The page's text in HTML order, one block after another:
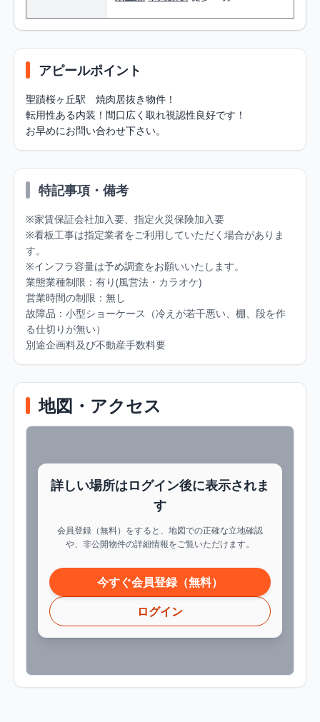
アピールポイント
聖蹟桜ヶ丘駅　焼肉居抜き物件！
転用性ある内装！間口広く取れ視認性良好です！
お早めにお問い合わせ下さい。
特記事項・備考
※家賃保証会社加入要、指定火災保険加入要
※看板工事は指定業者をご利用していただく場合がありま
す。
※インフラ容量は予め調査をお願いいたします。
業態業種制限：有り(風営法・カラオケ)
営業時間の制限：無し
故障品：小型ショーケース（冷えが若干悪い、棚、段を作
る仕切りが無い）
別途企画料及び不動産手数料要
地図・アクセス
詳しい場所はログイン後に表示されま
す
会員登録（無料）をすると、地図での正確な立地確認
や、非公開物件の詳細情報をご覧いただけます。
今すぐ会員登録（無料）
ログイン